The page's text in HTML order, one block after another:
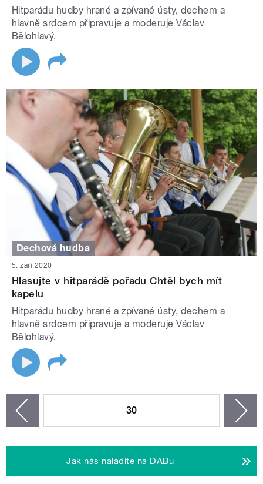
Hitparádu hudby hrané a zpívané ústy, dechem a
hlavně srdcem připravuje a moderuje Václav
Bělohlavý.
Dechová hudba
5. září 2020
Hlasujte v hitparádě pořadu Chtěl bych mít
kapelu
Hitparádu hudby hrané a zpívané ústy, dechem a
hlavně srdcem připravuje a moderuje Václav
Bělohlavý.
30
Jak nás naladíte na DABu